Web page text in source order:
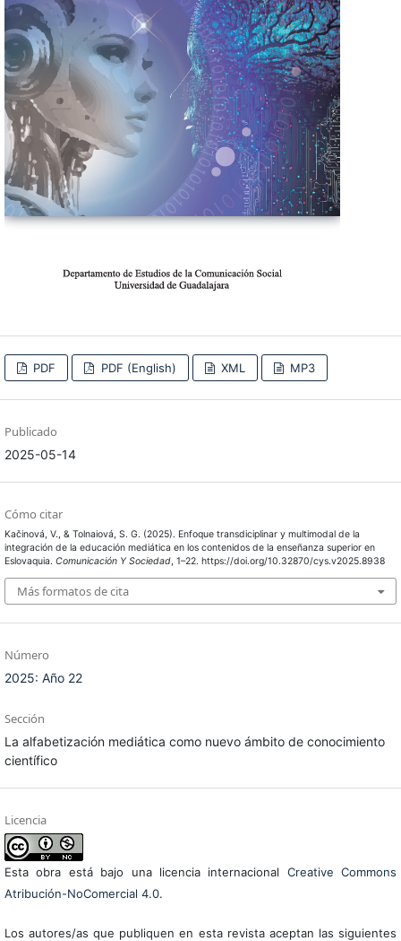
PDF PDF (English) XML MP3
Publicado
2025-05-14
Cómo citar
Kačinová, V., & Tolnaiová, S. G. (2025). Enfoque transdiciplinar y multimodal de la
integración de la educación mediática en los contenidos de la enseñanza superior en
Eslovaquia. Comunicación Y Sociedad, 1–22. https://doi.org/10.32870/cys.v2025.8938
Más formatos de cita
Número
2025: Año 22
Sección
La alfabetización mediática como nuevo ámbito de conocimiento
científico
Licencia
Esta obra está bajo una licencia internacional Creative Commons
Atribución-NoComercial 4.0.
Los autores/as que publiquen en esta revista aceptan las siguientes